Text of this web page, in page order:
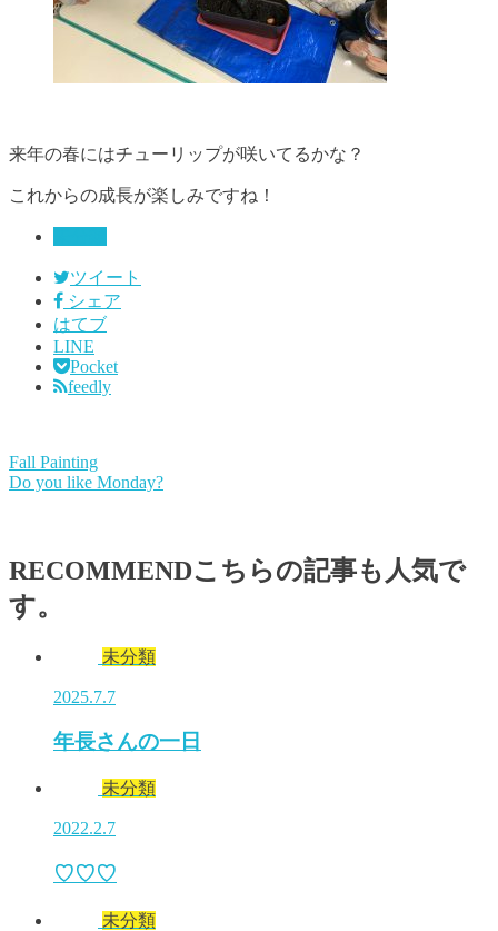
来年の春にはチューリップが咲いてるかな？
これからの成長が楽しみですね！
ツイート
シェア
はてブ
LINE
Pocket
feedly
Fall Painting
Do you like Monday?
RECOMMENDこちらの記事も人気で
す。
未分類
2025.7.7
年長さんの一日
未分類
2022.2.7
♡♡♡
未分類